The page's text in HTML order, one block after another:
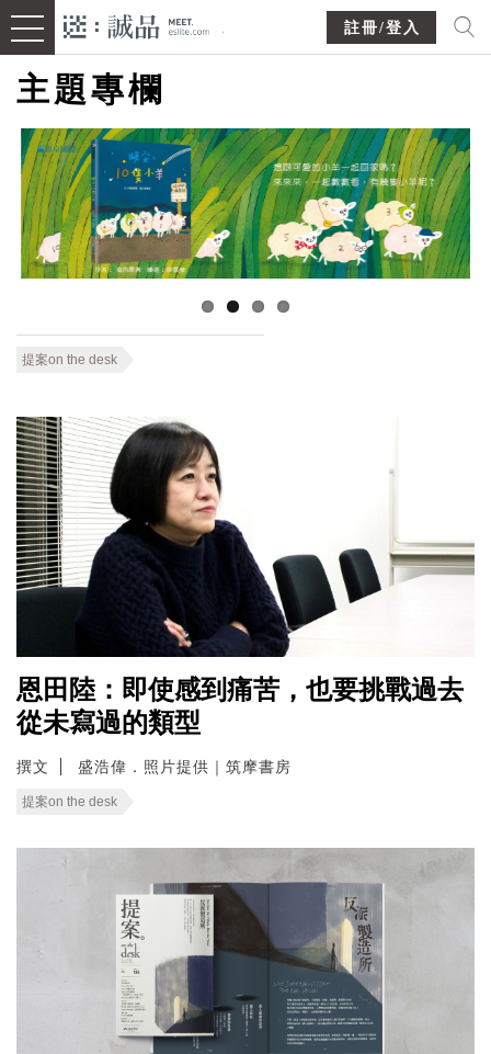
註冊/登入
主題專欄
提案on the desk
恩田陸：即使感到痛苦，也要挑戰過去
從未寫過的類型
撰文 盛浩偉．照片提供｜筑摩書房
提案on the desk